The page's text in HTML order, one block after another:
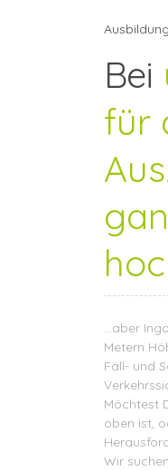
Bei
für
…aber
Metern
Fäll- und
Möchtest
oben ist,
Wir